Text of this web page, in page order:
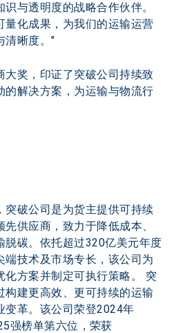
与透明度的战略合作伙伴。
量化成果，为我们的运输运营
清晰度。"
大奖，印证了突破公司持续致
的解决方案，为运输与物流行
突破公司是为货主提供可持续
供应商，致力于降低成本、
脱碳。依托超过320亿美元年度
端技术及市场专长，该公司为
化方案并制定可执行策略。 突
构建更高效、更可持续的运输
变革。该公司荣登2024年
强榜单第六位，荣获